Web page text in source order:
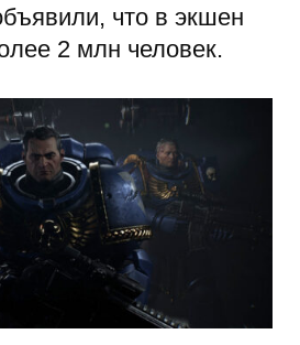
что в экшен
2 млн человек.